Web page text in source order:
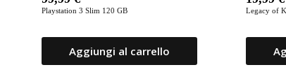
Playstation 3 Slim 120 GB
Aggiungi al carrello
Legacy of